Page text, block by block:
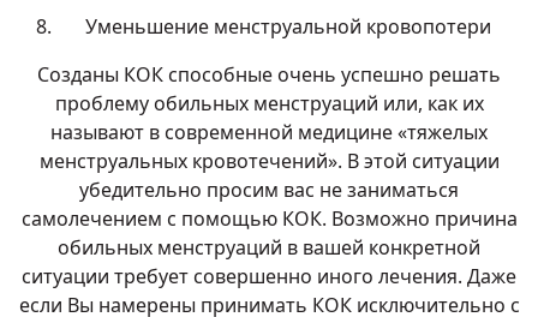
Уменьшение менструальной кровопотери
Созданы КОК способные очень успешно решать
проблему обильных менструаций или, как их
называют в современной медицине «тяжелых
менструальных кровотечений». В этой ситуации
убедительно просим вас не заниматься
самолечением с помощью КОК. Возможно причина
обильных менструаций в вашей конкретной
ситуации требует совершенно иного лечения. Даже
если Вы намерены принимать КОК исключительно с